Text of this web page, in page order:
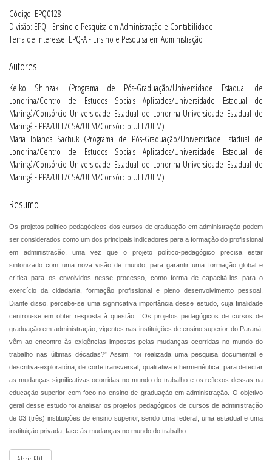
Código: EPQ0128
Divisão: EPQ - Ensino e Pesquisa em Administração e Contabilidade
Tema de Interesse: EPQ-A - Ensino e Pesquisa em Administração
Autores
Keiko Shinzaki (Programa de Pós-Graduação/Universidade Estadual de
Londrina/Centro de Estudos Sociais Aplicados/Universidade Estadual de
Maringá/Consórcio Universidade Estadual de Londrina-Universidade Estadual de
Maringá - PPA/UEL/CSA/UEM/Consórcio UEL/UEM)
Maria Iolanda Sachuk (Programa de Pós-Graduação/Universidade Estadual de
Londrina/Centro de Estudos Sociais Aplicados/Universidade Estadual de
Maringá/Consórcio Universidade Estadual de Londrina-Universidade Estadual de
Maringá - PPA/UEL/CSA/UEM/Consórcio UEL/UEM)
Resumo
Os projetos político-pedagógicos dos cursos de graduação em administração podem
ser considerados como um dos principais indicadores para a formação do profissional
em administração, uma vez que o projeto político-pedagógico precisa estar
sintonizado com uma nova visão de mundo, para garantir uma formação global e
crítica para os envolvidos nesse processo, como forma de capacitá-los para o
exercício da cidadania, formação profissional e pleno desenvolvimento pessoal.
Diante disso, percebe-se uma significativa importância desse estudo, cuja finalidade
centrou-se em obter resposta à questão: “Os projetos pedagógicos de cursos de
graduação em administração, vigentes nas instituições de ensino superior do Paraná,
vêm ao encontro às exigências impostas pelas mudanças ocorridas no mundo do
trabalho nas últimas décadas?” Assim, foi realizada uma pesquisa documental e
descritiva-exploratória, de corte transversal, qualitativa e hermenêutica, para detectar
as mudanças significativas ocorridas no mundo do trabalho e os reflexos dessas na
educação superior com foco no ensino de graduação em administração. O objetivo
geral desse estudo foi analisar os projetos pedagógicos de cursos de administração
de 03 (três) instituições de ensino superior, sendo uma federal, uma estadual e uma
instituição privada, face às mudanças no mundo do trabalho.